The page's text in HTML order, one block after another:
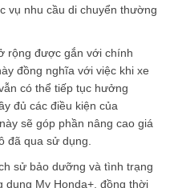
vụ nhu cầu di chuyển thường
rộng được gắn với chính
đồng nghĩa với việc khi xe
có thể tiếp tục hưởng
đủ các điều kiện của
sẽ góp phần nâng cao giá
đã qua sử dụng.
sử bảo dưỡng và tình trạng
dụng My Honda+, đồng thời